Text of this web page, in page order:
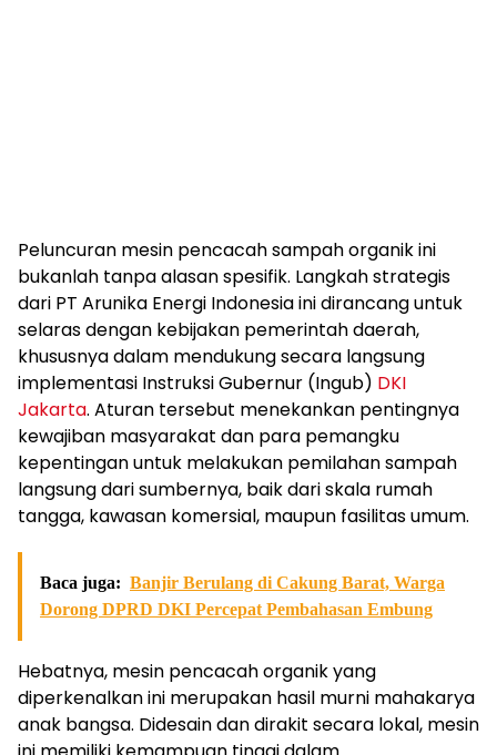
Peluncuran mesin pencacah sampah organik ini
bukanlah tanpa alasan spesifik. Langkah strategis
dari PT Arunika Energi Indonesia ini dirancang untuk
selaras dengan kebijakan pemerintah daerah,
khususnya dalam mendukung secara langsung
implementasi Instruksi Gubernur (Ingub) DKI
Jakarta. Aturan tersebut menekankan pentingnya
kewajiban masyarakat dan para pemangku
kepentingan untuk melakukan pemilahan sampah
langsung dari sumbernya, baik dari skala rumah
tangga, kawasan komersial, maupun fasilitas umum.
Baca juga: Banjir Berulang di Cakung Barat, Warga
Dorong DPRD DKI Percepat Pembahasan Embung
Hebatnya, mesin pencacah organik yang
diperkenalkan ini merupakan hasil murni mahakarya
anak bangsa. Didesain dan dirakit secara lokal, mesin